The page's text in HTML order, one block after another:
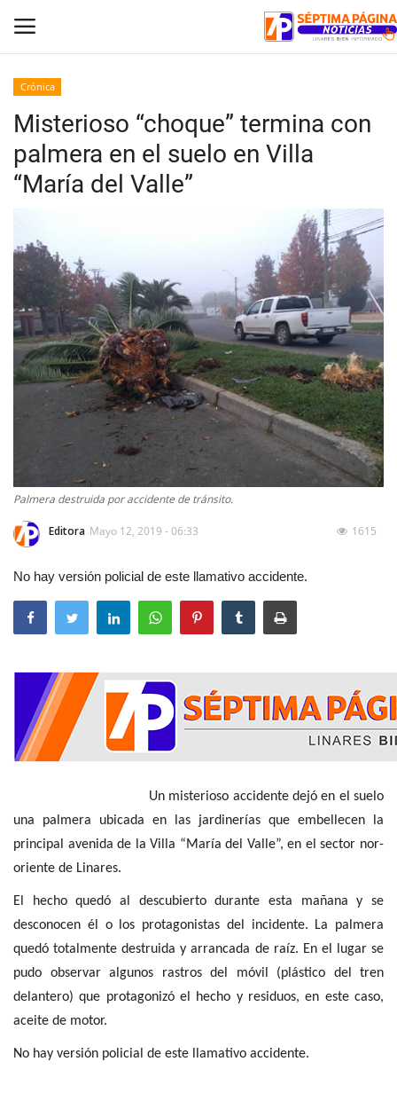
Inicio
Crónica
Tribunales
Deporte
Política
Espectáculos
Crónica
Misterioso “choque” termina con
palmera en el suelo en Villa
“María del Valle”
Palmera destruida por accidente de tránsito.
Editora Mayo 12, 2019 - 06:33 1615
No hay versión policial de este llamativo accidente.
Un misterioso accidente dejó en el suelo
una palmera ubicada en las jardinerías que embellecen la
principal avenida de la Villa “María del Valle”, en el sector nor-
oriente de Linares.
El hecho quedó al descubierto durante esta mañana y se
desconocen él o los protagonistas del incidente. La palmera
quedó totalmente destruida y arrancada de raíz. En el lugar se
pudo observar algunos rastros del móvil (plástico del tren
delantero) que protagonizó el hecho y residuos, en este caso,
aceite de motor.
No hay versión policial de este llamativo accidente.